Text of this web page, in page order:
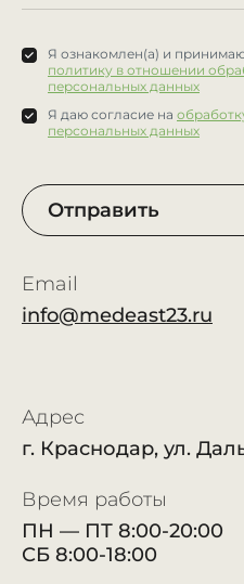
Я ознакомлен(а) и
политику в отношении
персональных данных
Я даю согласие на
персональных данных
Отправить
Адрес
г. Краснодар, ул.
Email
info@medeast23.ru
Время работы
ПН — ПТ 8:00-20:00
СБ 8:00-18:00